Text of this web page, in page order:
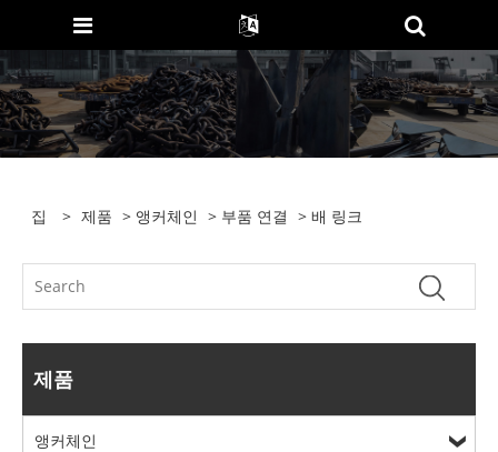
집 > 제품 > 앵커체인 > 부품 연결 > 배 링크
제품
앵커체인